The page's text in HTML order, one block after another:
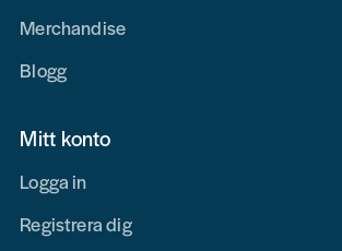
Merchandise
Blogg
Mitt konto
Logga in
Registrera dig